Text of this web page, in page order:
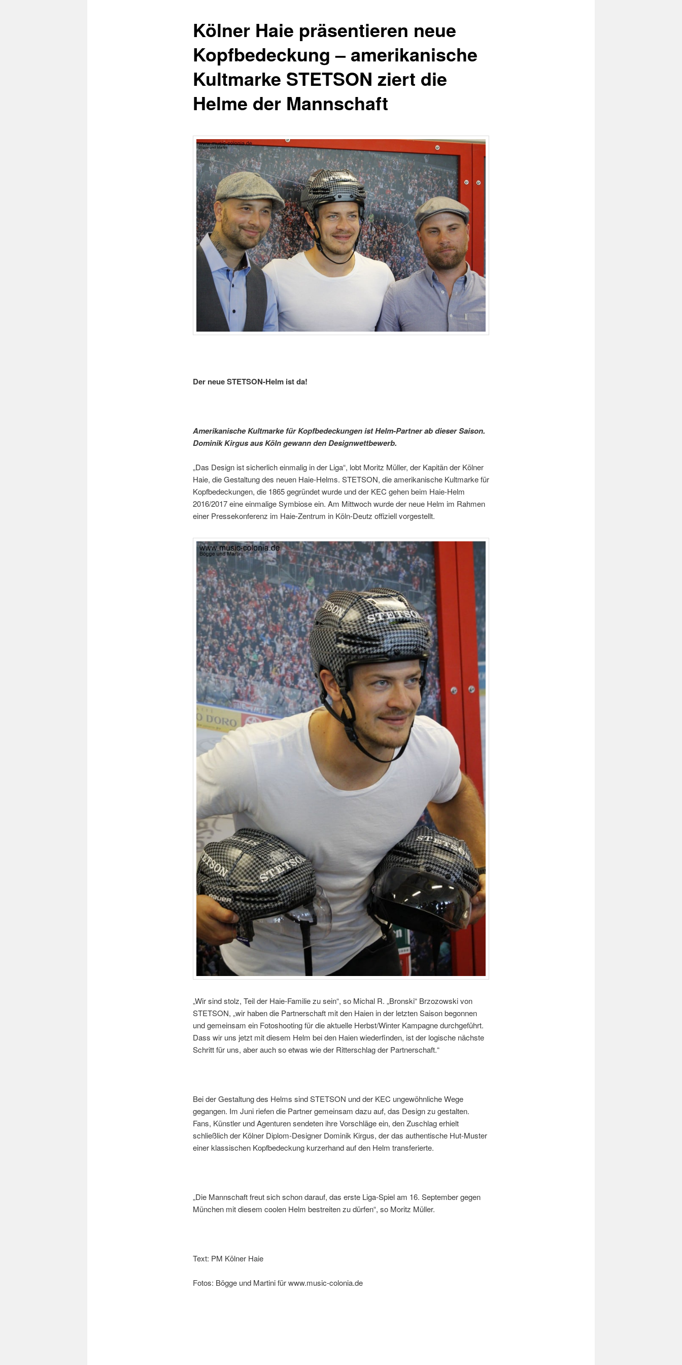
Kölner Haie präsentieren neue
Kopfbedeckung – amerikanische
Kultmarke STETSON ziert die
Helme der Mannschaft
Der neue STETSON-Helm ist da!
Amerikanische Kultmarke für Kopfbedeckungen ist Helm-Partner ab dieser Saison.
Dominik Kirgus aus Köln gewann den Designwettbewerb.
„Das Design ist sicherlich einmalig in der Liga“, lobt Moritz Müller, der Kapitän der Kölner
Haie, die Gestaltung des neuen Haie-Helms. STETSON, die amerikanische Kultmarke für
Kopfbedeckungen, die 1865 gegründet wurde und der KEC gehen beim Haie-Helm
2016/2017 eine einmalige Symbiose ein. Am Mittwoch wurde der neue Helm im Rahmen
einer Pressekonferenz im Haie-Zentrum in Köln-Deutz offiziell vorgestellt.
„Wir sind stolz, Teil der Haie-Familie zu sein“, so Michal R. „Bronski“ Brzozowski von
STETSON, „wir haben die Partnerschaft mit den Haien in der letzten Saison begonnen
und gemeinsam ein Fotoshooting für die aktuelle Herbst/Winter Kampagne durchgeführt.
Dass wir uns jetzt mit diesem Helm bei den Haien wiederfinden, ist der logische nächste
Schritt für uns, aber auch so etwas wie der Ritterschlag der Partnerschaft.“
Bei der Gestaltung des Helms sind STETSON und der KEC ungewöhnliche Wege
gegangen. Im Juni riefen die Partner gemeinsam dazu auf, das Design zu gestalten.
Fans, Künstler und Agenturen sendeten ihre Vorschläge ein, den Zuschlag erhielt
schließlich der Kölner Diplom-Designer Dominik Kirgus, der das authentische Hut-Muster
einer klassischen Kopfbedeckung kurzerhand auf den Helm transferierte.
„Die Mannschaft freut sich schon darauf, das erste Liga-Spiel am 16. September gegen
München mit diesem coolen Helm bestreiten zu dürfen“, so Moritz Müller.
Text: PM Kölner Haie
Fotos: Bögge und Martini für www.music-colonia.de